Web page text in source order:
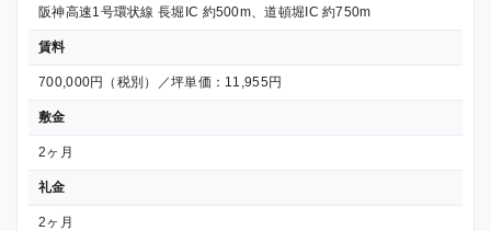
阪神高速1号環状線 長堀IC 約500m、道頓堀IC 約750m
賃料
700,000円（税別）／坪単価：11,955円
敷金
2ヶ月
礼金
2ヶ月